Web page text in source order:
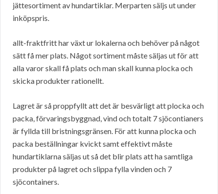
jättesortiment av hundartiklar. Merparten säljs ut under
inköpspris.
allt-fraktfritt har växt ur lokalerna och behöver på något
sätt få mer plats. Något sortiment måste säljas ut för att
alla varor skall få plats och man skall kunna plocka och
skicka produkter rationellt.
Lagret är så proppfyllt att det är besvärligt att plocka och
packa, förvaringsbyggnad, vind och totalt 7 sjöcontianers
är fyllda till bristningsgränsen. För att kunna plocka och
packa beställningar kvickt samt effektivt måste
hundartiklarna säljas ut så det blir plats att ha samtliga
produkter på lagret och slippa fylla vinden och 7
sjöcontainers.